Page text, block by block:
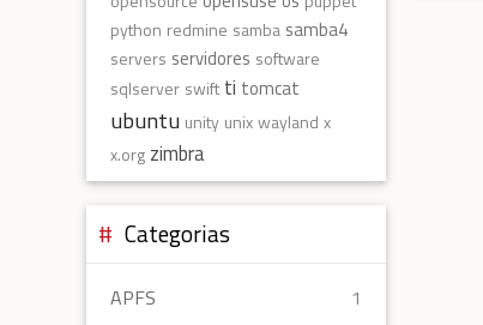
python redmine samba samba4
servers servidores software
sqlserver swift ti tomcat
ubuntu unity unixwayland x
x.org zimbra
Categorias
APFS
1